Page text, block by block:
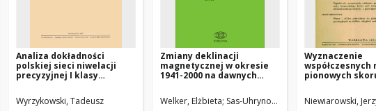
Analiza dokładności
polskiej sieci niwelacji
precyzyjnej I klasy
Wyrzykowski, Tadeusz
Zmiany deklinacji
magnetycznej w okresie
1941-2000 na dawnych
wschodnich
Welker, Elżbieta Sas-Uhrynowski, Andrzej
Wyznaczenie
współczesnych
pionowych
Polski przez
wyników
Niewiarowski,